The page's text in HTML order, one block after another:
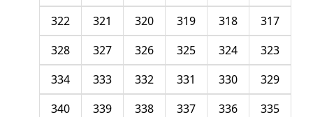
317
318
319
320
321
322
323
324
325
326
327
328
329
330
331
332
333
334
335
336
337
338
339
340